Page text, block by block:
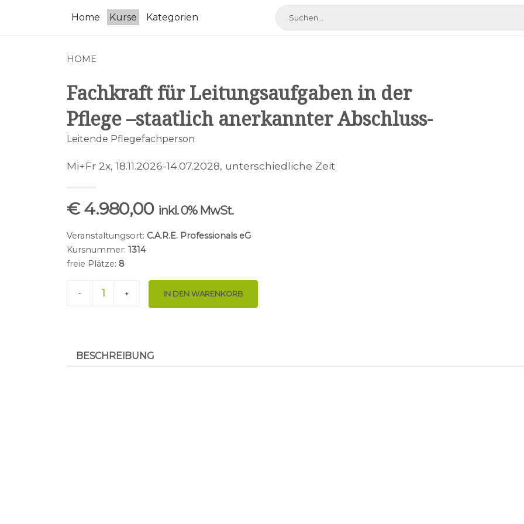
Home Kurse Kategorien
HOME
Fachkraft für Leitungsaufgaben in der
Pflege –staatlich anerkannter Abschluss-
Leitende Pflegefachperson
Mi+Fr 2x, 18.11.2026-14.07.2028, unterschiedliche Zeit
€ 4.980,00 inkl. 0% MwSt.
Veranstaltungsort: C.A.R.E. Professionals eG
Kursnummer: 1314
freie Plätze: 8
- + IN DEN WARENKORB
BESCHREIBUNG